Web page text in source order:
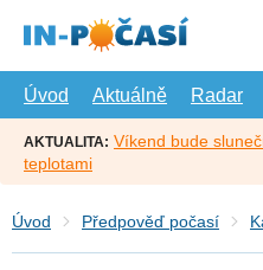
hlavní
Úvod
Aktuálně Radar
AKTUALITA: Víkend bude
teplotami
Úvod Předpověď počasí